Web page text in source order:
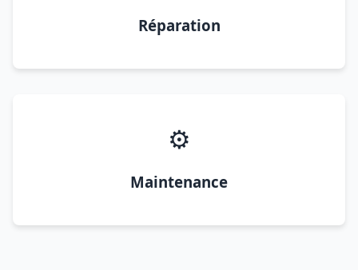
Réparation
⚙️
Maintenance